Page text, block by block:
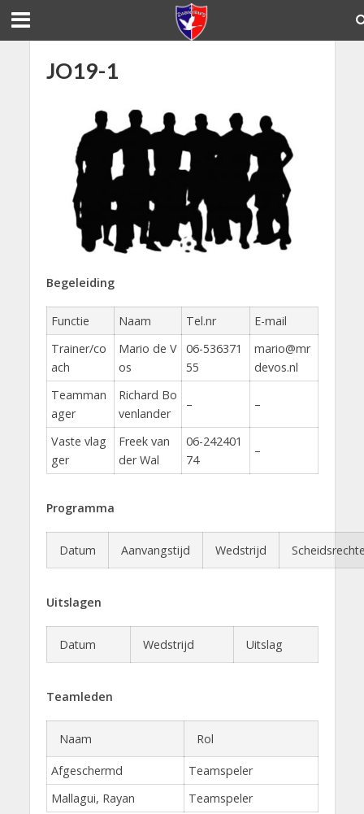
JO19-1
Begeleiding
Functie Naam Tel.nr
E-mail
Trainer/co
ach
Mario de V
os
06-536371
55
mario@mr
devos.nl
Teamman
ager
Richard Bo
venlander
– –
Vaste vlag
ger
Freek van
der Wal
06-242401
74
–
Programma
Datum Aanvangstijd Wedstrijd
Uitslagen
Datum Wedstrijd Uitslag
Teamleden
Naam Rol
Afgeschermd
Teamspeler
Mallagui, Rayan
Teamspeler